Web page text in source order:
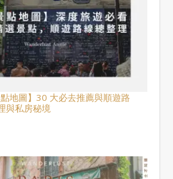
點地圖】30 大必去推薦與順遊路
與私房秘境